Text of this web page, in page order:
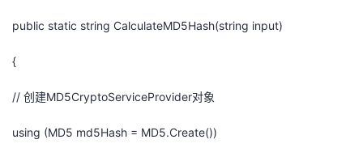
public static string CalculateMD5Hash(string input)
{
// 创建MD5CryptoServiceProvider对象
using (MD5 md5Hash = MD5.Create())